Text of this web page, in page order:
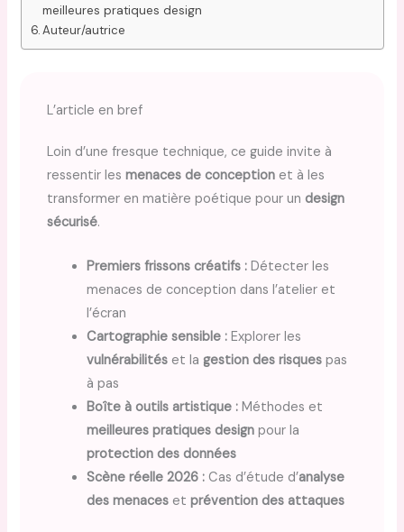
meilleures pratiques design
Auteur/autrice
L’article en bref
Loin d’une fresque technique, ce guide invite à
ressentir lesmenaces de conception et à les
transformer en matière poétique pour undesign
sécurisé.
Premiers frissons créatifs : Détecter les
menaces de conception dans l’atelier et
l’écran
Cartographie sensible : Explorer les
vulnérabilités et la gestion des risques pas
à pas
Boîte à outils artistique : Méthodes et
meilleures pratiques design pour la
protection des données
Scène réelle 2026 : Cas d’étude d’analyse
des menaces etprévention des attaques